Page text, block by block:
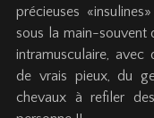
précieuses
sous la main-souvent
intramusculaire, avec
de vrais pieux, du
chevaux à refiler